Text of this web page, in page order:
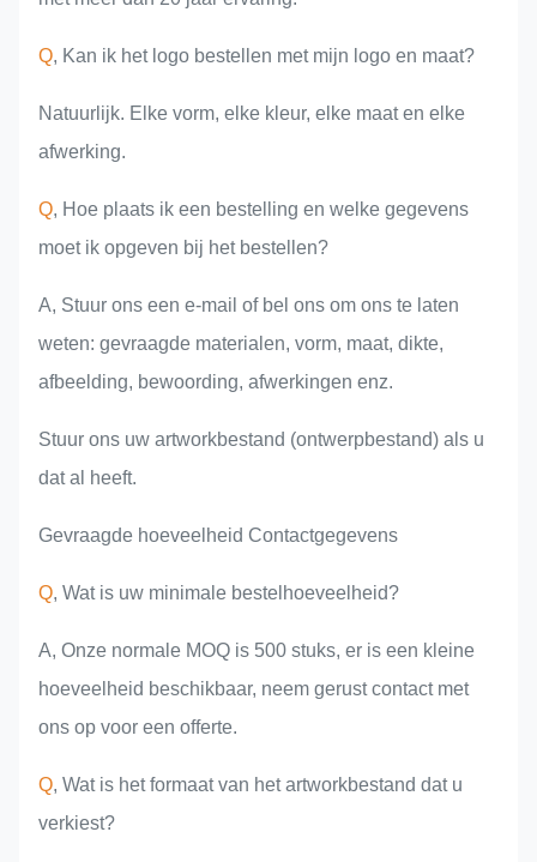
Q, Kan ik het logo bestellen met mijn logo en maat?
Natuurlijk. Elke vorm, elke kleur, elke maat en elke
afwerking.
Q, Hoe plaats ik een bestelling en welke gegevens
moet ik opgeven bij het bestellen?
A, Stuur ons een e-mail of bel ons om ons te laten
weten: gevraagde materialen, vorm, maat, dikte,
afbeelding, bewoording, afwerkingen enz.
Stuur ons uw artworkbestand (ontwerpbestand) als u
dat al heeft.
Gevraagde hoeveelheid Contactgegevens
Q, Wat is uw minimale bestelhoeveelheid?
A, Onze normale MOQ is 500 stuks, er is een kleine
hoeveelheid beschikbaar, neem gerust contact met
ons op voor een offerte.
Q, Wat is het formaat van het artworkbestand dat u
verkiest?